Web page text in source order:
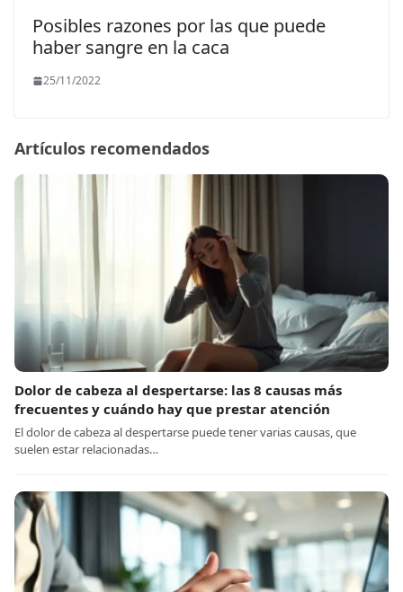
Posibles razones por las que puede
haber sangre en la caca
25/11/2022
Artículos recomendados
Dolor de cabeza al despertarse: las 8 causas más
frecuentes y cuándo hay que prestar atención
El dolor de cabeza al despertarse puede tener varias causas, que
suelen estar relacionadas…